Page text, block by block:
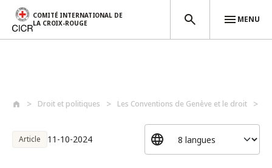
COMITÉ INTERNATIONAL DE
LA CROIX-ROUGE
MENU
Droit et politiques Les Conventions de Genève et le droit
Article 11-10-2024